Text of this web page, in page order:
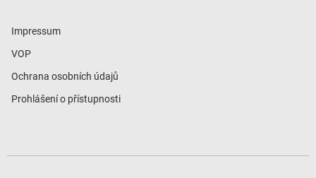
Impressum
VOP
Ochrana osobních údajů
Prohlášení o přístupnosti